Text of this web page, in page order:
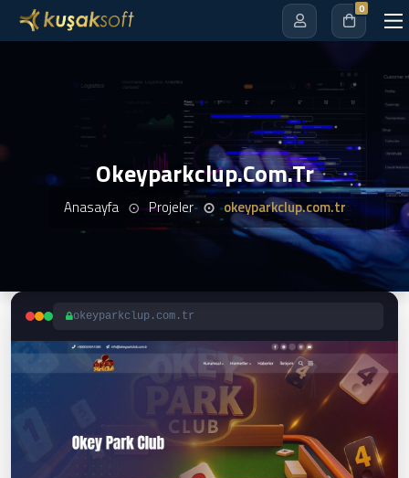
0
Okeyparkclup.com.tr
Anasayfa Projeler okeyparkclup.com.tr
okeyparkclup.com.tr